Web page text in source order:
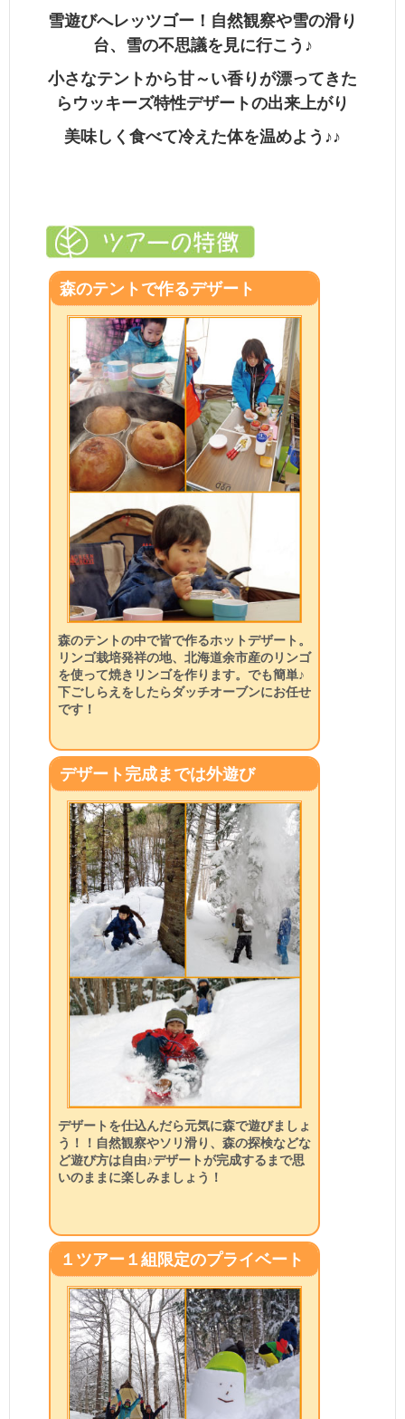
雪遊びへレッツゴー！自然観察や雪の滑り
台、雪の不思議を見に行こう♪
小さなテントから甘～い香りが漂ってきた
らウッキーズ特性デザートの出来上がり
美味しく食べて冷えた体を温めよう♪♪
森のテントで作るデザート
森のテントの中で皆で作るホットデザート。
リンゴ栽培発祥の地、北海道余市産のリンゴ
を使って焼きリンゴを作ります。でも簡単♪
下ごしらえをしたらダッチオーブンにお任せ
です！
デザート完成までは外遊び
デザートを仕込んだら元気に森で遊びましょ
う！！自然観察やソリ滑り、森の探検などな
ど遊び方は自由♪デザートが完成するまで思
いのままに楽しみましょう！
１ツアー１組限定のプライベート